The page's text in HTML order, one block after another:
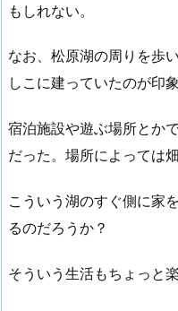
もしれない。
なお、松原湖の周りを歩
しこに建っていたのが印
宿泊施設や遊ぶ場所とか
だった。場所によっては
こういう湖のすぐ側に家
るのだろうか？
そういう生活もちょっと